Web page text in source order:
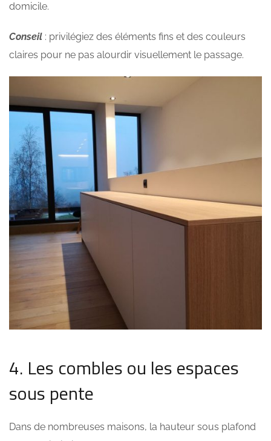
domicile.
Conseil : privilégiez des éléments fins et des couleurs
claires pour ne pas alourdir visuellement le passage.
4. Les combles ou les espaces
sous pente
Dans de nombreuses maisons, la hauteur sous plafond